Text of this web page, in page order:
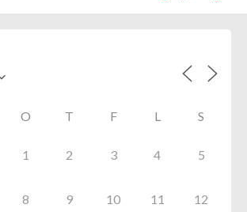
O T F L S
1 2 3 4 5
8 9 10 11 12